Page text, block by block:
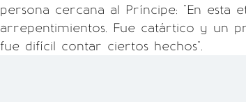
persona cercana al Príncipe: "En esta
arrepentimientos. Fue catártico y un
fue difícil contar ciertos hechos".